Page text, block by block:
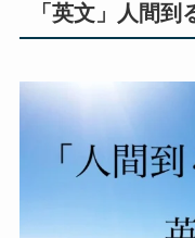
「英文」人間